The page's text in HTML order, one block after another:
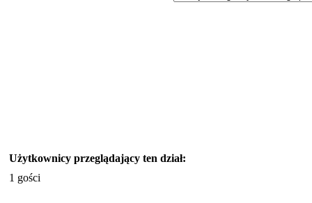
Użytkownicy przeglądający ten dział:
1 gości